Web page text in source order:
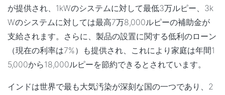
が提供され、1kWのシステムに対して最低3万ルピー、3k
Wのシステムに対しては最高7万8,000ルピーの補助金が
支給されます。さらに、製品の設置に関する低利のローン
（現在の利率は7%）も提供され、これにより家庭は年間1
5,000から18,000ルピーを節約できるとされています。
インドは世界で最も大気汚染が深刻な国の一つであり、2